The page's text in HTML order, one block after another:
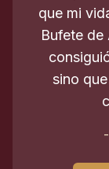
que mi
Bufete de
sino